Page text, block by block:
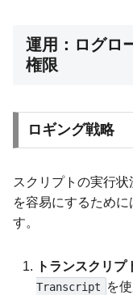
運用：ログロ
権限
ロギング戦略
スクリプトの実行
を容易にするため
す。
トランスクリプ
Transcript
を